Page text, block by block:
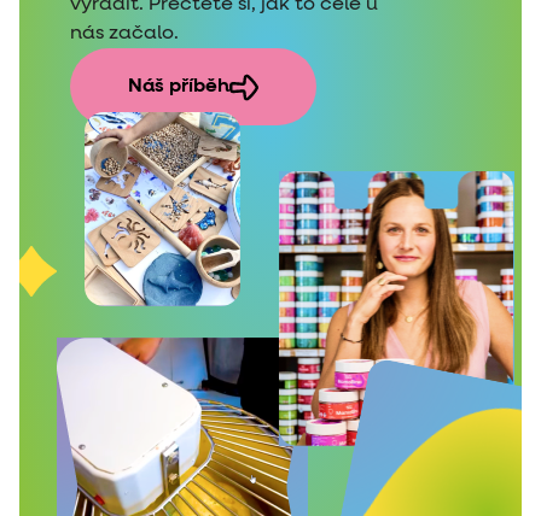
vyřádit. Přečtěte si, jak to celé u
nás začalo.
Náš příběh